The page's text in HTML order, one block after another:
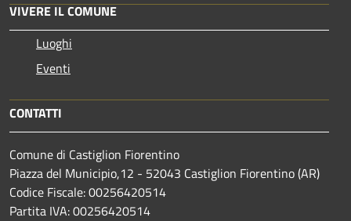
VIVERE IL COMUNE
Luoghi
Eventi
CONTATTI
Comune di Castiglion Fiorentino
Piazza del Municipio,12 - 52043 Castiglion Fiorentino (AR)
Codice Fiscale: 00256420514
Partita IVA: 00256420514